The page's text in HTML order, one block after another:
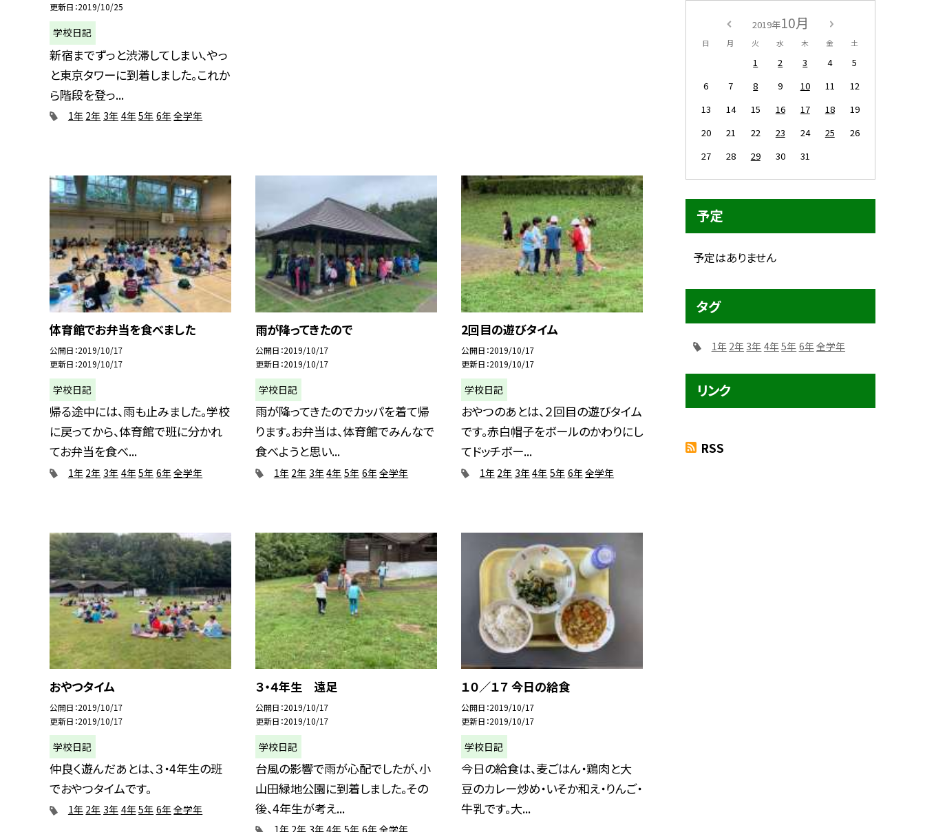
更新日 2019/10/25
学校日記
新宿までずっと渋滞してしまい、やっ
と東京タワーに到着しました。これか
ら階段を登っ...
1年 2年 3年 4年5年 6年全学年
体育館でお弁当を食べました
公開日 2019/10/17
更新日 2019/10/17
学校日記
帰る途中には、雨も止みました。学校
に戻ってから、体育館で班に分かれ
てお弁当を食べ...
1年 2年 3年 4年5年 6年全学年
雨が降ってきたので
公開日 2019/10/17
更新日 2019/10/17
学校日記
雨が降ってきたのでカッパを着て帰
ります。お弁当は、体育館でみんなで
食べようと思い...
1年 2年 3年4年 5年 6年全学年
2回目の遊びタイム
公開日 2019/10/17
更新日 2019/10/17
学校日記
おやつのあとは、２回目の遊びタイム
です。赤白帽子をボールのかわりにし
てドッチボー...
1年 2年 3年4年 5年 6年全学年
おやつタイム
公開日 2019/10/17
更新日 2019/10/17
学校日記
仲良く遊んだあとは、３・4年生の班
でおやつタイムです。
1年 2年 3年 4年5年 6年全学年
３・４年生 遠足
公開日 2019/10/17
更新日 2019/10/17
学校日記
台風の影響で雨が心配でしたが、小
山田緑地公園に到着しました。その
後、4年生が考え...
１０／１７ 今日の給食
公開日 2019/10/17
更新日 2019/10/17
学校日記
今日の給食は、麦ごはん・鶏肉と大
豆のカレー炒め・いそか和え・りんご・
牛乳です。大...
2019年10月
日 月 火 水 木 金 土
1 2 3 4
5
6
7 8 9 10 11
12
13
14 15 16 17 18
19
20
21 22 23 24 25
26
27
28 29 30 31
予定
予定はありません
タグ
1年 2年 3年 4年5年 6年全学年
リンク
RSS